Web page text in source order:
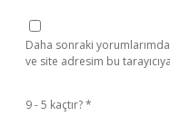
Daha sonraki
ve site adresim bu
9 - 5 kaçtır?*